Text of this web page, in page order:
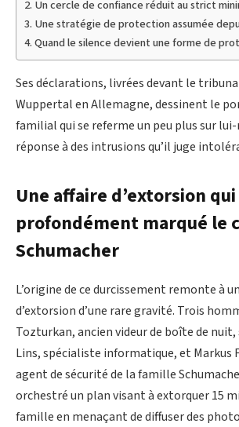
Un cercle de confiance réduit au strict
Une stratégie de protection assumée
Quand le silence devient une forme de
Ses déclarations, livrées devant le
Wuppertal en Allemagne, dessinent le
familial qui se referme un peu plus sur
réponse à des intrusions qu’il juge
Une affaire d’extorsion qui
profondément marqué le
Schumacher
L’origine de ce durcissement remonte à
d’extorsion d’une rare gravité. Trois
Tozturkan, ancien videur de boîte de
Lins, spécialiste informatique, et Markus
agent de sécurité de la famille
orchestré un plan visant à extorquer 15
famille en menaçant de diffuser des